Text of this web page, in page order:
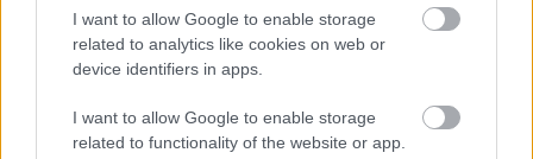
I want to allow Google to enable storage
related to analytics like cookies on web or
device identifiers in apps.
I want to allow Google to enable storage
related to functionality of the website or app.